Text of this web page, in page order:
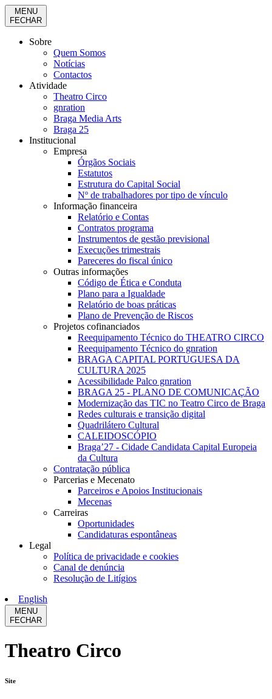
MENU
FECHAR
Sobre
Quem Somos
Notícias
Contactos
Atividade
Theatro Circo
gnration
Braga Media Arts
Braga 25
Institucional
Empresa
Órgãos Sociais
Estatutos
Estrutura do Capital Social
Nº de trabalhadores por tipo de vínculo
Informação financeira
Relatório e Contas
Contratos programa
Instrumentos de gestão previsional
Execuções trimestrais
Pareceres do fiscal único
Outras informações
Código de Ética e Conduta
Plano para a Igualdade
Relatório de boas práticas
Plano de Prevenção de Riscos
Projetos cofinanciados
Reequipamento Técnico do THEATRO CIRCO
Reequipamento Técnico do gnration
BRAGA CAPITAL PORTUGUESA DA
CULTURA 2025
Acessibilidade Palco gnration
BRAGA 25 - PLANO DE COMUNICAÇÃO
Modernização das TIC no Teatro Circo de Braga
Redes culturais e transição digital
Quadrilátero Cultural
CALEIDOSCÓPIO
Braga’27 - Cidade Candidata Capital Europeia
da Cultura
Contratação pública
Parcerias e Mecenato
Parceiros e Apoios Institucionais
Mecenas
Carreiras
Oportunidades
Candidaturas espontâneas
Legal
Política de privacidade e cookies
Canal de denúncia
Resolução de Litígios
English
MENU
FECHAR
Theatro Circo
Site